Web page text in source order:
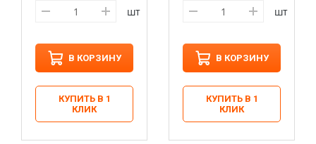
шт
В КОРЗИНУ
КУПИТЬ В 1
КЛИК
шт
В КОРЗИНУ
КУПИТЬ В 1
КЛИК